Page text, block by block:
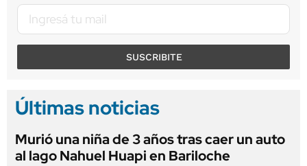
SUSCRIBITE
Últimas noticias
Murió una niña de 3 años tras caer un auto
al lago Nahuel Huapi en Bariloche